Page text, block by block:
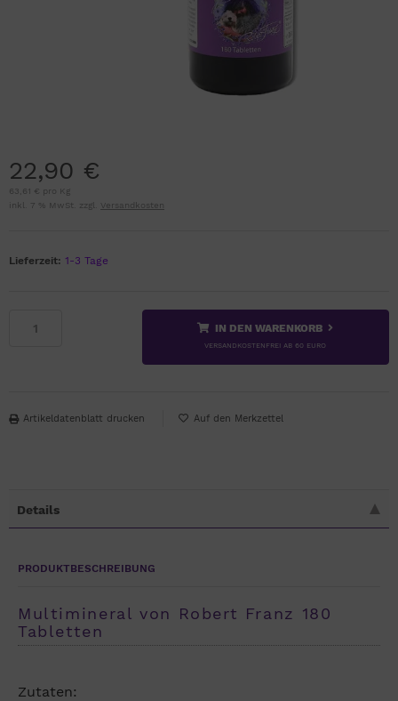
22,90 €
63,61 € pro Kg
inkl. 7 % MwSt. zzgl.
Versandkosten
Lieferzeit: 1-3 Tage
IN DEN WARENKORB
VERSANDKOSTENFREI AB 60 EURO
Artikeldatenblatt drucken
Details
PRODUKTBESCHREIBUNG
Multimineral von Robert Franz 180
Tabletten
Zutaten: